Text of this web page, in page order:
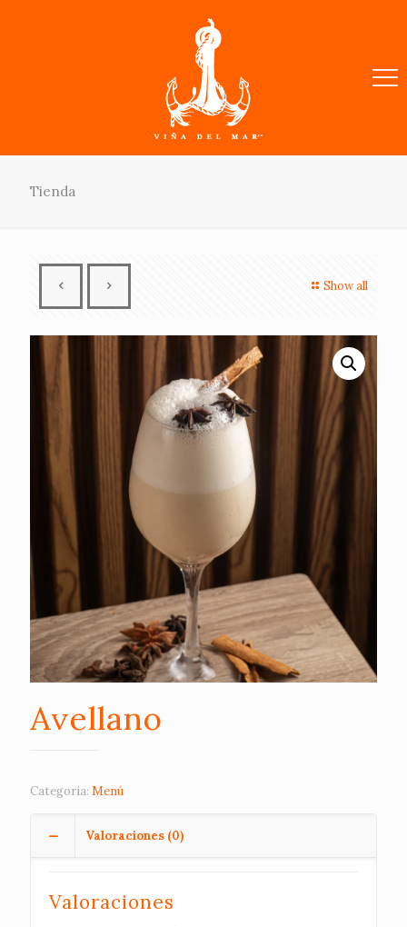
Tienda
Show all
Avellano
Categoría: Menú
Valoraciones (0)
Valoraciones